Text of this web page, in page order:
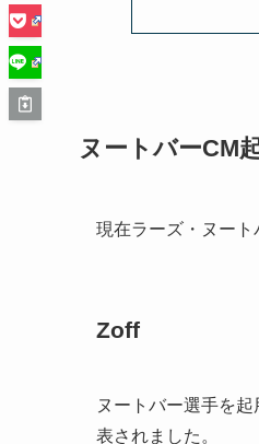
ヌートバーCM
現在ラーズ・ヌー
Zoff
ヌートバー選手を
表されました。